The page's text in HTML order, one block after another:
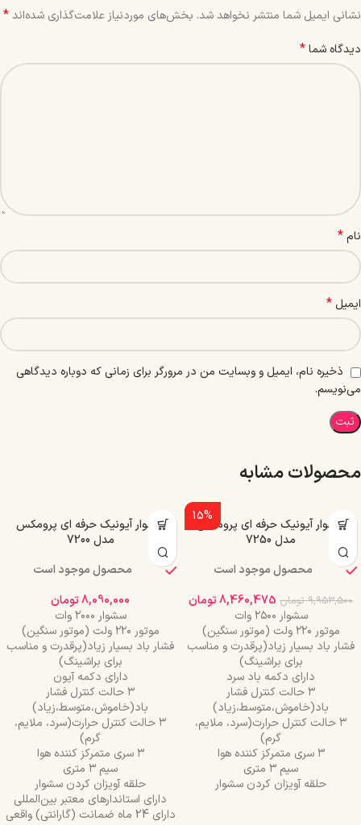
نشانی ایمیل شما منتشر نخواهد شد. بخش‌های موردنیاز علامت‌گذاری شده‌اند*
دیدگاه شما*
نام*
ایمیل *
ذخیره نام، ایمیل و وبسایت من در مرورگر برای زمانی که دوباره دیدگاهی
می‌نویسم.
محصولات مشابه
15%
سشوار آیونیک حرفه ای پرومکس
مدل 7250
محصول موجود است
9,953,500 تومان 8,460,475تومان
سشوار ۲۵۰۰ وات
موتور ۲۲۰ ولت (موتور سنگین)
فشار باد بسیار زیاد(پرقدرت و مناسب
برای براشینگ)
دارای دکمه باد سرد
۳ حالت کنترل فشار
باد(خاموش،متوسط،زیاد)
۳ حالت کنترل حرارت(سرد، ملایم،
گرم)
۳ سری متمرکز کننده هوا
سیم ۳ متری
حلقه آویزان کردن سشوار
سشوار آیونیک حرفه ای پرومکس
مدل 7200
محصول موجود است
8,090,000تومان
سشوار ۲۰۰۰ وات
موتور ۲۲۰ ولت (موتور سنگین)
فشار باد بسیار زیاد(پرقدرت و مناسب
برای براشینگ)
دارای دکمه آیون
۳ حالت کنترل فشار
باد(خاموش،متوسط،زیاد)
۳ حالت کنترل حرارت(سرد، ملایم،
گرم)
۳ سری متمرکز کننده هوا
سیم ۳ متری
حلقه آویزان کردن سشوار
دارای استاندارهای معتبر بین‌المللی
دارای 24 ماه ضمانت (گارانتی) واقعی